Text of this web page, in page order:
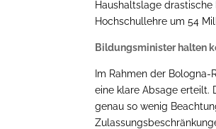
Haushaltslage
Hochschullehre um 54
Bildungsminister halten
Im Rahmen der
eine klare Absage erteilt.
genau so wenig